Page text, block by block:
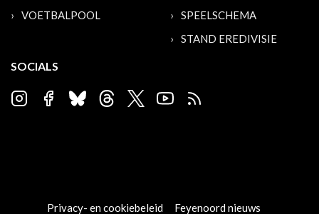
VOETBALPOOL
SPEELSCHEMA
STAND EREDIVISIE
SOCIALS
Privacy- en cookiebeleid Feyenoord nieuws